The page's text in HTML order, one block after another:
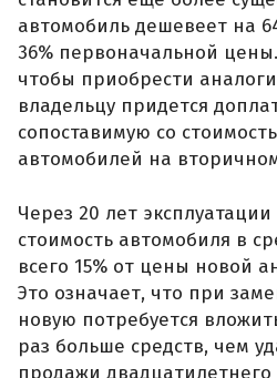
автомобиль дешевеет на
36% первоначальной
чтобы приобрести
владельцу придется
сопоставимую со
автомобилей на
Через 20 лет эксплуатации
стоимость автомобиля в
всего 15% от цены новой
Это означает, что при
новую потребуется
раз больше средств, чем